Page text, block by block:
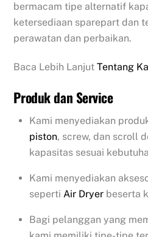
bermacam tipe alternatif
ketersediaan sparepart dan
perawatan dan perbaikan.
Baca Lebih LanjutTentang
Produk dan Service
Kami menyediakan
piston, screw, dan scroll
kapasitas sesuai
Kami menyediakan
seperti Air Dryer beserta
Bagi pelanggan yang